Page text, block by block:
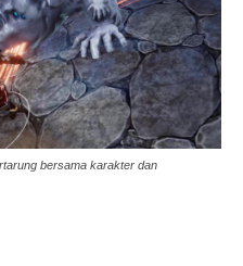
bersama karakter dan